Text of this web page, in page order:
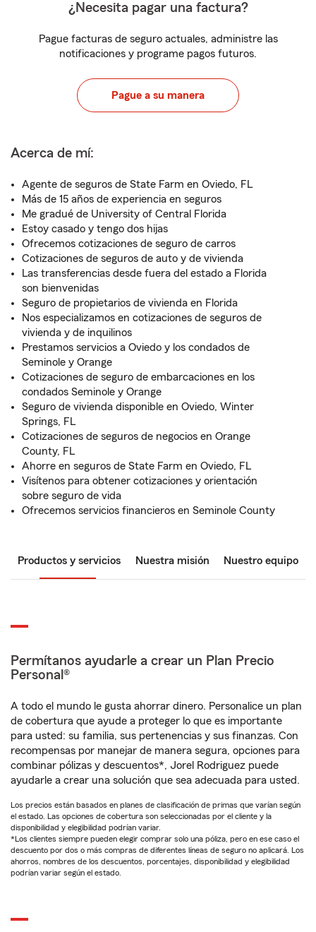
¿Necesita pagar una factura?
Pague facturas de seguro actuales, administre las
notificaciones y programe pagos futuros.
Pague a su manera
Acerca de mí:
Agente de seguros de State Farm en Oviedo, FL
Más de 15 años de experiencia en seguros
Me gradué de University of Central Florida
Estoy casado y tengo dos hijas
Ofrecemos cotizaciones de seguro de carros
Cotizaciones de seguros de auto y de vivienda
Las transferencias desde fuera del estado a Florida
son bienvenidas
Seguro de propietarios de vivienda en Florida
Nos especializamos en cotizaciones de seguros de
vivienda y de inquilinos
Prestamos servicios a Oviedo y los condados de
Seminole y Orange
Cotizaciones de seguro de embarcaciones en los
condados Seminole y Orange
Seguro de vivienda disponible en Oviedo, Winter
Springs, FL
Cotizaciones de seguros de negocios en Orange
County, FL
Ahorre en seguros de State Farm en Oviedo, FL
Visítenos para obtener cotizaciones y orientación
sobre seguro de vida
Ofrecemos servicios financieros en Seminole County
Productos y servicios Nuestra misión Nuestro equipo
Permítanos ayudarle a crear un Plan Precio
Personal®
A todo el mundo le gusta ahorrar dinero. Personalice un plan
de cobertura que ayude a proteger lo que es importante
para usted: su familia, sus pertenencias y sus finanzas. Con
recompensas por manejar de manera segura, opciones para
combinar pólizas y descuentos*, Jorel Rodriguez puede
ayudarle a crear una solución que sea adecuada para usted.
Los precios están basados en planes de clasificación de primas que varían según
el estado. Las opciones de cobertura son seleccionadas por el cliente y la
disponibilidad y elegibilidad podrían variar.
*Los clientes siempre pueden elegir comprar solo una póliza, pero en ese caso el
descuento por dos o más compras de diferentes líneas de seguro no aplicará. Los
ahorros, nombres de los descuentos, porcentajes, disponibilidad y elegibilidad
podrían variar según el estado.